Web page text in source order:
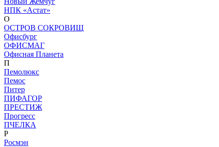
НПК «Астат»
О
ОСТРОВ СОКРОВИЩ
Офисбург
ОФИСМАГ
Офисная Планета
П
Пемолюкс
Пемос
Питер
ПИФАГОР
ПРЕСТИЖ
Прогресс
ПЧЕЛКА
Р
Росмэн